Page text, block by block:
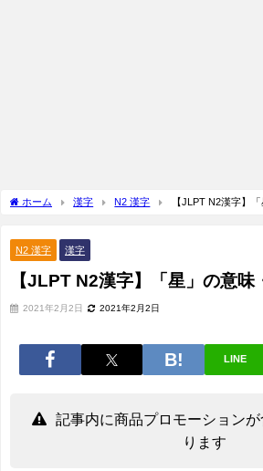
ホーム 漢字 N2 漢字 【JLPT N2漢字】
N2 漢字 漢字
【JLPT N2漢字】「星」の意
2021年2月2日 2021年2月2日
LINE
記事内に商品プロモーション
ります